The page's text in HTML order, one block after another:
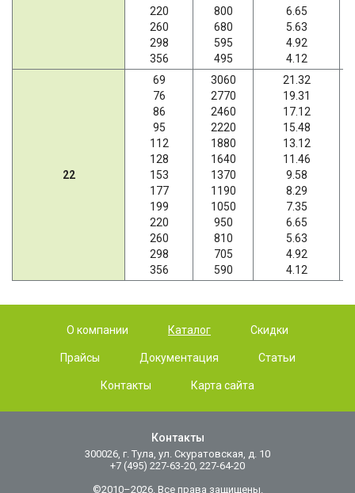
220
260
298
356
800
680
595
495
6.65
5.63
4.92
4.12
22
69
76
86
95
112
128
153
177
199
220
260
298
356
3060
2770
2460
2220
1880
1640
1370
1190
1050
950
810
705
590
21.32
19.31
17.12
15.48
13.12
11.46
9.58
8.29
7.35
6.65
5.63
4.92
4.12
О компании Каталог Скидки
Прайсы Документация Статьи
Контакты Карта сайта
Контакты
300026, г. Тула, ул. Скуратовская, д. 10
+7 (495) 227-63-20, 227-64-20
©2010–2026. Все права защищены.